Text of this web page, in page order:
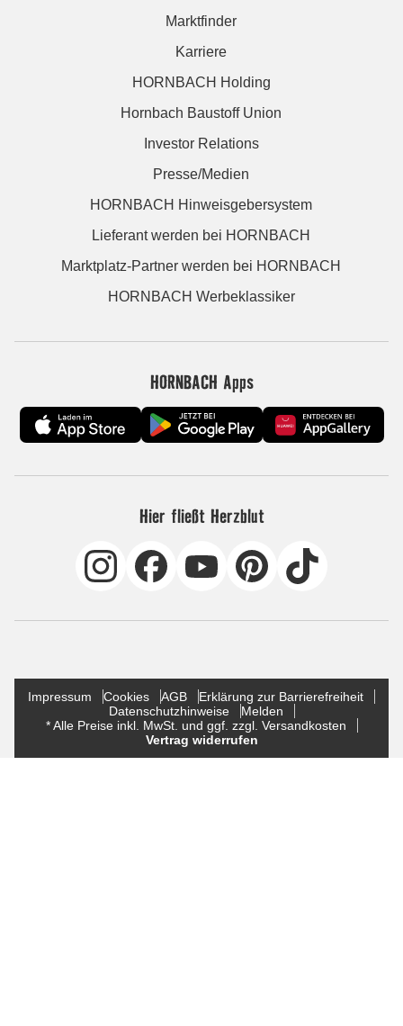
Marktfinder
Karriere
HORNBACH Holding
Hornbach Baustoff Union
Investor Relations
Presse/Medien
HORNBACH Hinweisgebersystem
Lieferant werden bei HORNBACH
Marktplatz-Partner werden bei HORNBACH
HORNBACH Werbeklassiker
HORNBACH Apps
Hier fließt Herzblut
Impressum Cookies AGB
Erklärung zur Barrierefreiheit
Datenschutzhinweise
Melden
* Alle Preise inkl. MwSt. und ggf. zzgl. Versandkosten
Vertrag widerrufen